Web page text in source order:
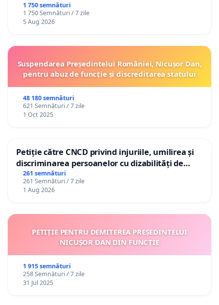
1 750 semnături
1 750 Semnături / 7 zile
5 Aug 2026
Suspendarea Președintelui României, Nicușor Dan,
pentru abuz de funcție și discreditarea statului
48 180 semnături
621 Semnături / 7 zile
1 Oct 2025
Petiție către CNCD privind injuriile, umilirea și
discriminarea persoanelor cu dizabilități de
către utilizatorul TikTok „Gorici”
261 semnături
261 Semnături / 7 zile
1 Aug 2026
PETIȚIE PENTRU DEMITEREA PREȘEDINTELUI
NICUȘOR DAN DIN FUNCȚIE
1 915 semnături
258 Semnături / 7 zile
31 Jul 2025